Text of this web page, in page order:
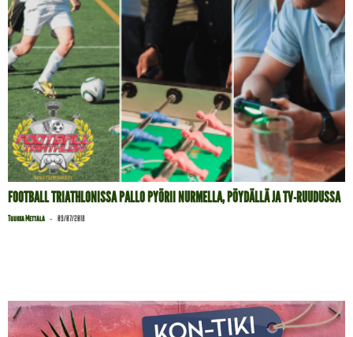
FOOTBALL TRIATHLONISSA PALLO PYÖRII NURMELLA, PÖYDÄLLÄ JA TV-RUUDUSSA
Tuukka Mettälä - 09/07/2018